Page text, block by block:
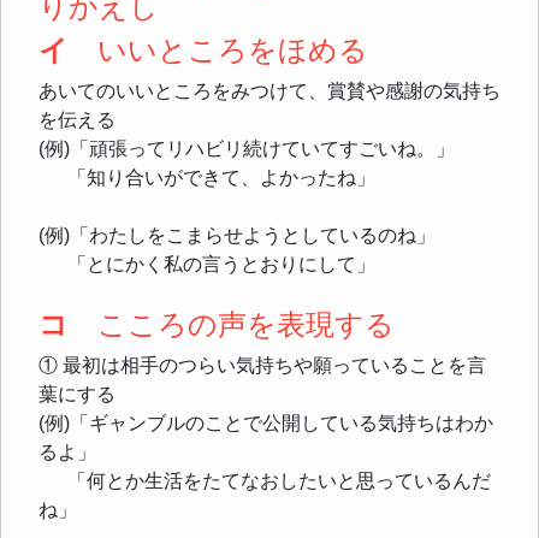
りかえし
イ
いいところをほめる
あいてのいいところをみつけて、賞賛や感謝の気持ち
を伝える
(例)「頑張ってリハビリ続けていてすごいね。」
「知り合いができて、よかったね」
(例)「わたしをこまらせようとしているのね」
「とにかく私の言うとおりにして」
コ こころの声を表現する
① 最初は相手のつらい気持ちや願っていることを言
葉にする
(例)「ギャンブルのことで公開している気持ちはわか
るよ」
「何とか生活をたてなおしたいと思っているんだ
ね」